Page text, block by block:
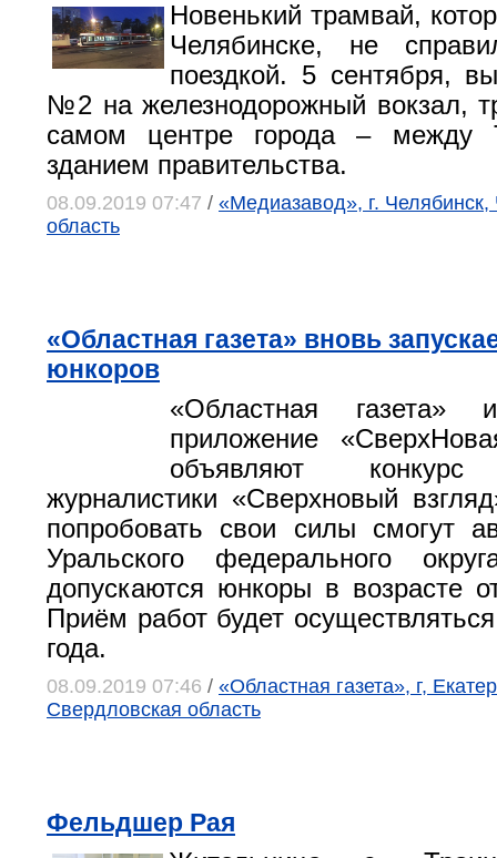
Новенький трамвай,
Челябинске, не
поездкой. 5 сентября,
№2 на железнодорожный вокзал,
самом центре города – между
зданием правительства.
08.09.2019 07:47 / «Медиазавод», г. Челябинск,
область
«Областная газета» вновь
юнкоров
«Областная газета»
приложение
объявляют конкурс
журналистики «Сверхновый
попробовать свои силы смогут
Уральского федерального
допускаются юнкоры в возрасте
Приём работ будет
года.
08.09.2019 07:46 / «Областная газета», г,
Свердловская область
Фельдшер Рая